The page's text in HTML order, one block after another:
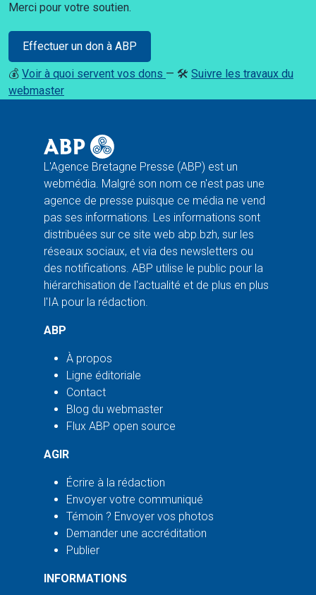
Merci pour votre soutien.
Effectuer un don à ABP
💰 Voir à quoi servent vos dons — 🛠️ Suivre les travaux du
webmaster
L'Agence Bretagne Presse (ABP) est un
webmédia. Malgré son nom ce n'est pas une
agence de presse puisque ce média ne vend
pas ses informations. Les informations sont
distribuées sur ce site web abp.bzh, sur les
réseaux sociaux, et via des newsletters ou
des notifications. ABP utilise le public pour la
hiérarchisation de l'actualité et de plus en plus
l'IA pour la rédaction.
ABP
À propos
Ligne éditoriale
Contact
Blog du webmaster
Flux ABP open source
AGIR
Écrire à la rédaction
Envoyer votre communiqué
Témoin ? Envoyer vos photos
Demander une accréditation
Publier
INFORMATIONS